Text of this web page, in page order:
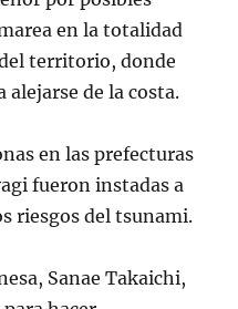
en la totalidad
territorio, donde
de la costa.
en las prefecturas
fueron instadas a
riesgos del tsunami.
Sanae Takaichi,